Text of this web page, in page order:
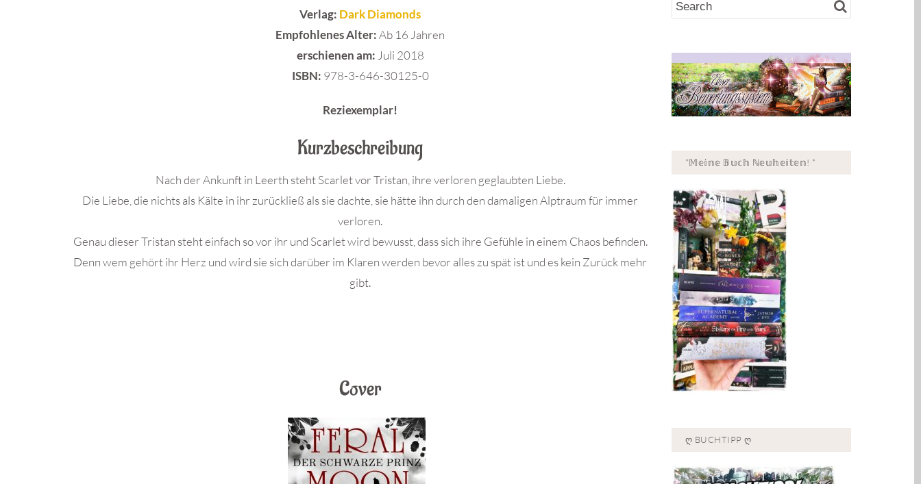
Verlag: Dark Diamonds
Empfohlenes Alter:Ab 16 Jahren
erschienen am: Juli 2018
ISBN: 978-3-646-30125-0
Reziexemplar!
Kurzbeschreibung
Nach der Ankunft in Leerth steht Scarlet vor Tristan, ihre verloren geglaubten Liebe.
Die Liebe, die nichts als Kälte in ihr zurückließ als sie dachte, sie hätte ihn durch den damaligen Alptraum für immer
verloren.
Genau dieser Tristan steht einfach so vor ihr und Scarlet wird bewusst, dass sich ihre Gefühle in einem Chaos befinden.
Denn wem gehört ihr Herz und wird sie sich darüber im Klaren werden bevor alles zu spät ist und es kein Zurück mehr
gibt.
Cover
*𝕄𝕖𝕚𝕟𝕖 𝔹𝕦𝕔𝕙 ℕ𝕖𝕦𝕙𝕖𝕚𝕥𝕖𝕟! *
Ღ BUCHTIPP Ღ